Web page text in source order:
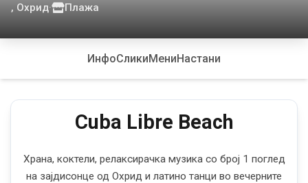
, Охрид· Плажа
ИнфоСликиМениНастани
Cuba Libre Beach
Храна, коктели, релаксирачка музика со број 1 поглед
на зајдисонце од Охрид и латино танци во вечерните